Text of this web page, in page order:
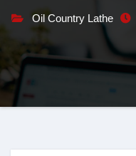
Oil Country Lathe